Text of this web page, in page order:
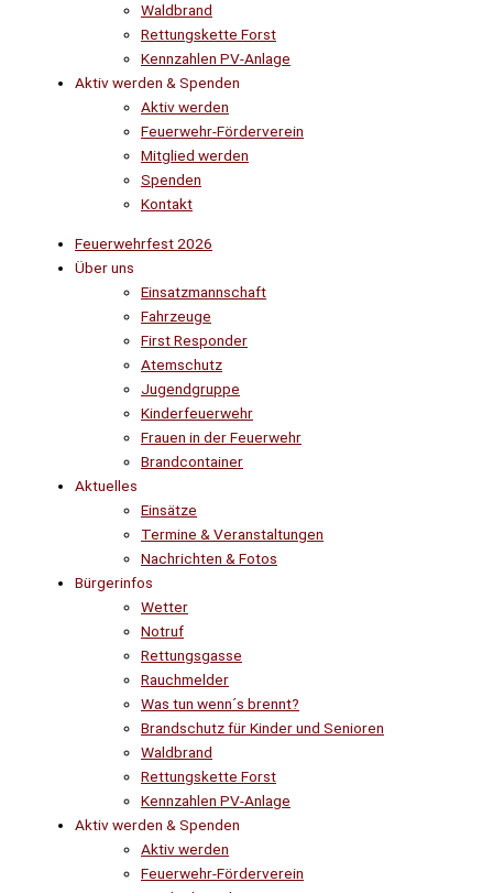
Waldbrand
Rettungskette Forst
Kennzahlen PV-Anlage
Aktiv werden & Spenden
Aktiv werden
Feuerwehr-Förderverein
Mitglied werden
Spenden
Kontakt
Feuerwehrfest 2026
Über uns
Einsatzmannschaft
Fahrzeuge
First Responder
Atemschutz
Jugendgruppe
Kinderfeuerwehr
Frauen in der Feuerwehr
Brandcontainer
Aktuelles
Einsätze
Termine & Veranstaltungen
Nachrichten & Fotos
Bürgerinfos
Wetter
Notruf
Rettungsgasse
Rauchmelder
Was tun wenn´s brennt?
Brandschutz für Kinder und Senioren
Waldbrand
Rettungskette Forst
Kennzahlen PV-Anlage
Aktiv werden & Spenden
Aktiv werden
Feuerwehr-Förderverein